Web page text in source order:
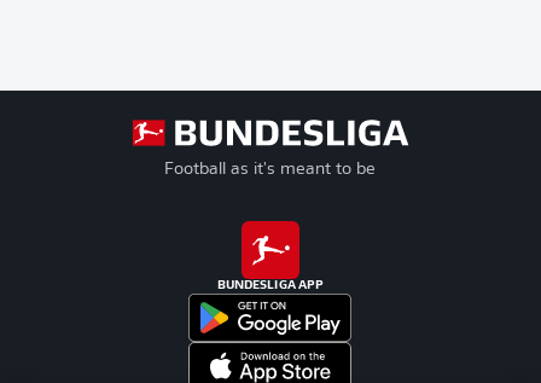
Football as it's meant to be
BUNDESLIGA APP